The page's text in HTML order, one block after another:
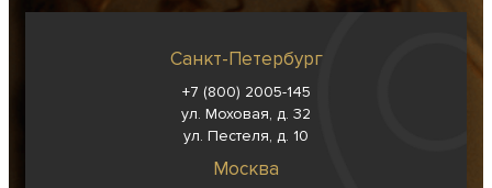
Санкт-Петербург
+7 (800) 2005-145
ул. Моховая, д. 32
ул. Пестеля, д. 10
Москва